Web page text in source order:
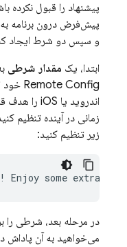
پیشنهاد را قبول نکرده
پیش‌فرض درون برنامه
و سپس دو شرط ایجاد
ابتدا، یک مقدار شرطی
Remote Config خود
اندروید یا iOS را هدف قرار دهد،
زمانی در آینده تنظیم
زیر تنظیم کنید:
در مرحله بعد، شرطی را
می‌خواهید به آن پاداش